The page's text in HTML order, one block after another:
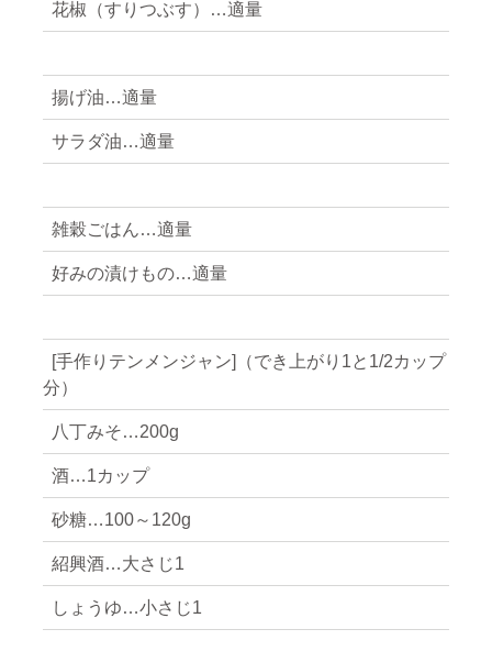
花椒（すりつぶす）…適量
揚げ油…適量
サラダ油…適量
雑穀ごはん…適量
好みの漬けもの…適量
[手作りテンメンジャン]（でき上がり1と1/2カップ
分）
八丁みそ…200g
酒…1カップ
砂糖…100～120g
紹興酒…大さじ1
しょうゆ…小さじ1